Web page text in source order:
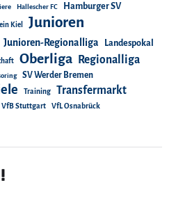
Hallescher FC Hamburger SV
Kiel Junioren
Junioren-Regionalliga
Landespokal
Oberliga Regionalliga
SV Werder Bremen
Training Transfermarkt
VfB Stuttgart VfL Osnabrück